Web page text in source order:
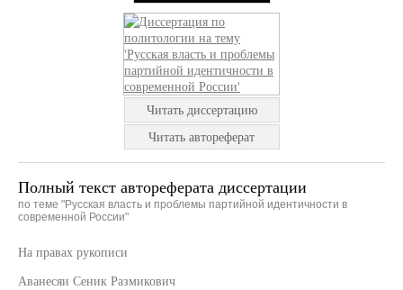
Читать диссертацию
Читать автореферат
Полный текст автореферата диссертации
по теме "Русская власть и проблемы партийной идентичности в
современной России"
На правах рукописи
Аванесяи Сеник Размикович